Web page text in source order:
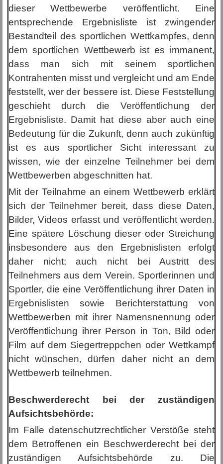
dieser Wettbewerbe veröffentlicht. Eine
entsprechende Ergebnisliste ist zwingender
Bestandteil des sportlichen Wettkampfes, denn
dem sportlichen Wettbewerb ist es immanent,
dass man sich mit seinem sportlichen
Kontrahenten misst und vergleicht und am Ende
feststellt, wer der bessere ist. Diese Feststellung
geschieht durch die Veröffentlichung der
Ergebnisliste. Damit hat diese aber auch eine
Bedeutung für die Zukunft, denn auch zukünftig
ist es aus sportlicher Sicht interessant zu
wissen, wie der einzelne Teilnehmer bei dem
Wettbewerben abgeschnitten hat.
Mit der Teilnahme an einem Wettbewerb erklärt
sich der Teilnehmer bereit, dass diese Daten,
Bilder, Videos erfasst und veröffentlicht werden.
Eine spätere Löschung dieser oder Streichung
insbesondere aus den Ergebnislisten erfolgt
daher nicht; auch nicht bei Austritt des
Teilnehmers aus dem Verein. Sportlerinnen und
Sportler, die eine Veröffentlichung ihrer Daten in
Ergebnislisten sowie Berichterstattung von
Wettbewerben mit ihrer Namensnennung oder
Veröffentlichung ihrer Person in Ton, Bild oder
Film auf dem Siegertreppchen oder Wettkampf
nicht wünschen, dürfen daher nicht an dem
Wettbewerb teilnehmen.
Beschwerderecht bei der zuständigen
Aufsichtsbehörde:
Im Falle datenschutzrechtlicher Verstöße steht
dem Betroffenen ein Beschwerderecht bei der
zuständigen Aufsichtsbehörde zu. Die